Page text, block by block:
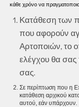
κάθε χρόνο να
Κατάθεση των
που αφορούν
Αρτοποιών, το
ελέγχου θα σας
σας.
Σε περίπτωση που η
κατάθεση αρχικού
αυτού, εάν υπάρχουν.